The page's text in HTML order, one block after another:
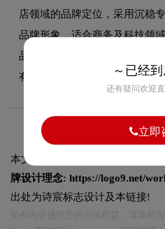
店领域的品牌定位，采用沉稳
品牌形象，适合商务及科技领
品牌的欧式复古设计美学，又
有较强的视觉辨识度。
本文标题和链接
Barony Park邦
牌设计理念: https://logo9.net/
出处为诗宸标志设计及本链接!
～已经
还有疑问欢迎
立即